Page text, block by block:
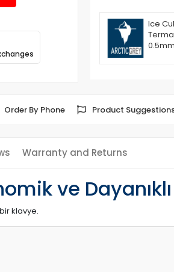
Ice
0.5mm
Order By Phone Product
Warranty and Returns
ve
klavye.